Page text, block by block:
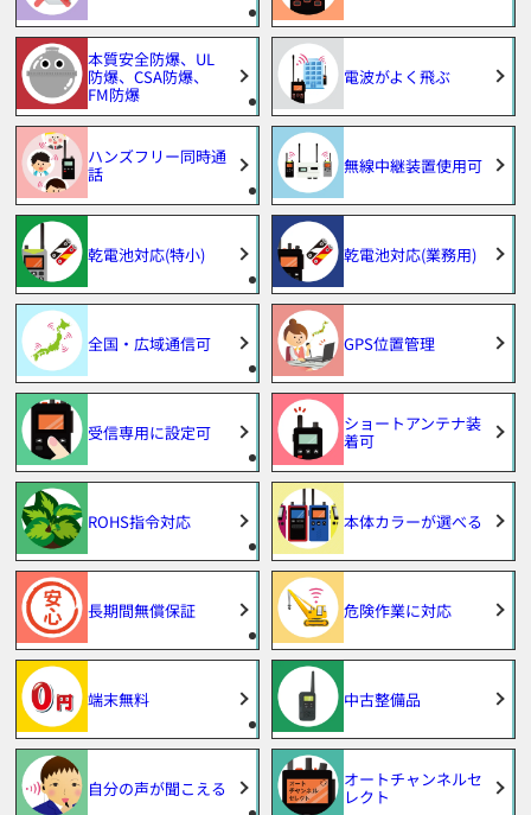
本質安全防爆、UL
防爆、CSA防爆、
FM防爆
電波がよく飛ぶ
ハンズフリー同時通
話 無線中継装置使用可
乾電池対応(特小) 乾電池対応(業務用)
全国・広域通信可 GPS位置管理
受信専用に設定可 ショートアンテナ装
着可
ROHS指令対応 本体カラーが選べる
長期間無償保証 危険作業に対応
端末無料 中古整備品
自分の声が聞こえる オートチャンネルセ
レクト